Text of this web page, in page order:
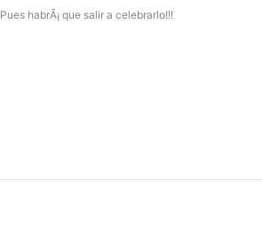
Pues habrÃ¡ que salir a celebrarlo!!!